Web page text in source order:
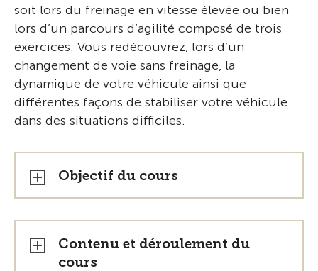
soit lors du freinage en vitesse élevée ou bien
lors d’un parcours d’agilité composé de trois
exercices. Vous redécouvrez, lors d’un
changement de voie sans freinage, la
dynamique de votre véhicule ainsi que
différentes façons de stabiliser votre véhicule
dans des situations difficiles.
Objectif du cours
Contenu et déroulement du
cours